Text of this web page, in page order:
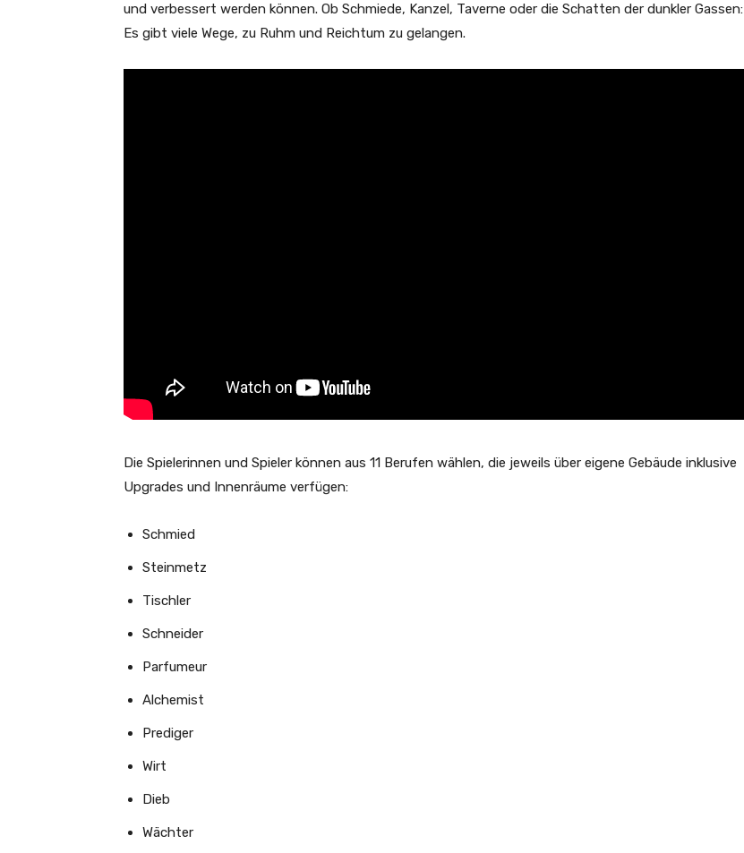
und verbessert werden können. Ob Schmiede, Kanzel, Taverne oder die Schatten der dunkler Gassen:
Es gibt viele Wege, zu Ruhm und Reichtum zu gelangen.
Die Spielerinnen und Spieler können aus 11 Berufen wählen, die jeweils über eigene Gebäude inklusive
Upgrades und Innenräume verfügen:
Schmied
Steinmetz
Tischler
Schneider
Parfumeur
Alchemist
Prediger
Wirt
Dieb
Wächter